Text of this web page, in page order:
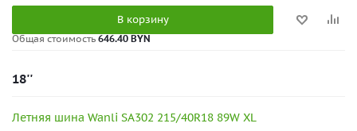
В корзину
Общая стоимость 646.40 BYN
18''
Летняя шина Wanli SA302 215/40R18 89W XL